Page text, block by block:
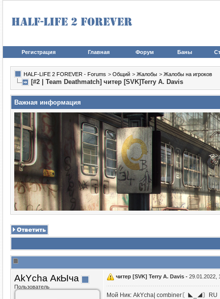
Регистрация Главная Форум Баны
HALF-LIFE 2 FOREVER - Forums > Общий > Жалобы > Жалобы на игроков
[#2 | Team Deathmatch] читер [SVK]Terry A. Davis
Важная информация
AkYcha АкЫча
Пользователь
читер [SVK] Terry A. Davis - 29.01.2022,
Мой Ник: AkYcha| combiner〘◣_◢〙RU